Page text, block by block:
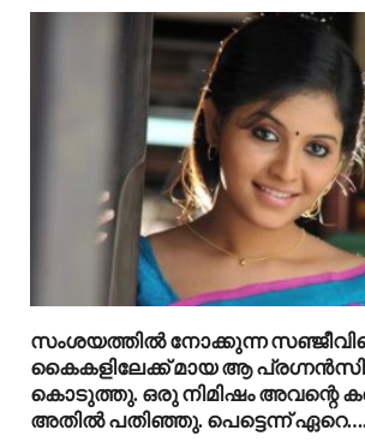
സംശയത്തിൽ നോക്കുന്ന
കൈകളിലേക്ക് മായ ആ പ്രഗ്നൻസി
കൊടുത്തു. ഒരു നിമിഷം അവന്റെ
അതിൽ പതിഞ്ഞു. പെട്ടെന്ന്